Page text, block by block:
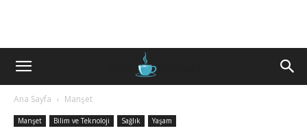
Ana Sayfa Manşet
Manşet Bilim ve Teknoloji Sağlık Yaşam